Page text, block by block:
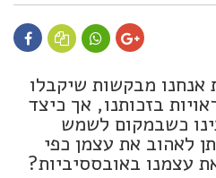
אנחנו מבקשות שיקבלו
בזכותנו, אך כיצד
כשבמקום לשמש
לאהוב את עצמן כפי
עצמנו באובססיביות?